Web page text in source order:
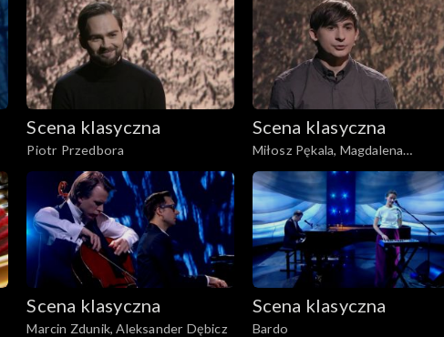
Scena klasyczna
Piotr Przedbora
Scena klasyczna
Miłosz Pękala, Magdalena
Kordylasińska-Pękala
Scena klasyczna
Marcin Zdunik, Aleksander Dębicz
Scena klasyczna
Bardo